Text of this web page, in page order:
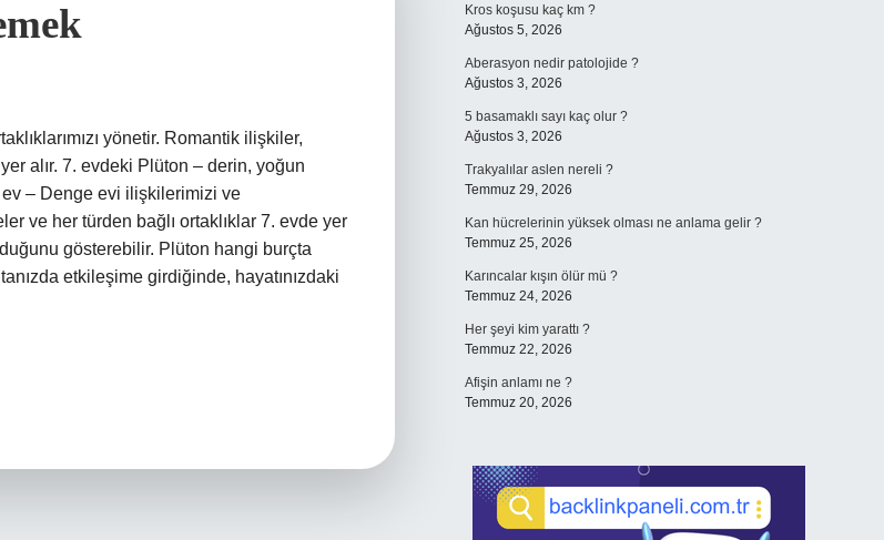
yönetir. Romantik ilişkiler,
alır. 7. evdeki Plüton – derin, yoğun
– Denge evi ilişkilerimizi ve
ve her türden bağlı ortaklıklar 7. evde yer
gösterebilir. Plüton hangi burçta
etkileşime girdiğinde, hayatınızdaki
Kros koşusu kaç km ?
Ağustos 5, 2026
Aberasyon nedir patolojide ?
Ağustos 3, 2026
5 basamaklı sayı kaç olur ?
Ağustos 3, 2026
Trakyalılar aslen nereli ?
Temmuz 29, 2026
Kan hücrelerinin yüksek olması ne anlama gelir ?
Temmuz 25, 2026
Karıncalar kışın ölür mü ?
Temmuz 24, 2026
Her şeyi kim yarattı ?
Temmuz 22, 2026
Afişin anlamı ne ?
Temmuz 20, 2026